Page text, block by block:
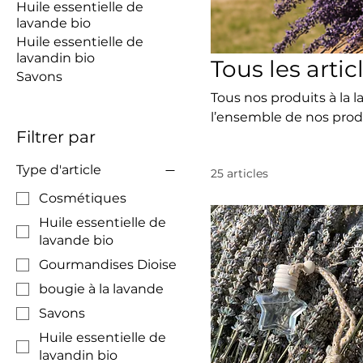
Huile essentielle de
lavande bio
Huile essentielle de
lavandin bio
Savons
Filtrer par
Type d'article
Cosmétiques
Huile essentielle de
lavande bio
Gourmandises Dioise
bougie à la lavande
Savons
Huile essentielle de
lavandin bio
Tous les
Tous nos produits à la
l’ensemble de nos
des cosmétiques,
approche locale,
être, la maison et le
25 articles